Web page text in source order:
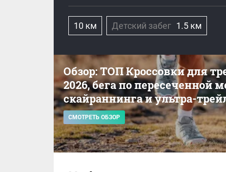
10 км Детский забег 1.5 км
Обзор: ТОП Кроссовки для
2026, бега по пересеченной
скайраннинга и ультра-
СМОТРЕТЬ ОБЗОР